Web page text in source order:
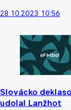
28.10.2023 10:56
Slovácko
udolal Lanžhot